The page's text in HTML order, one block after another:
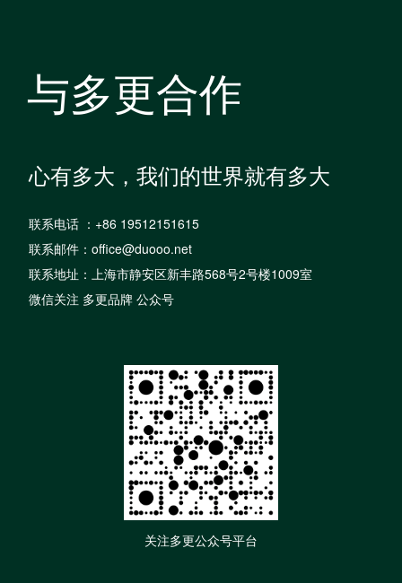
与多更合作
心有多大，我们的世界就有多大
联系电话 ：+86 19512151615
联系邮件：office@duooo.net
联系地址：上海市静安区新丰路568号2号楼1009室
微信关注 多更品牌 公众号
关注多更公众号平台